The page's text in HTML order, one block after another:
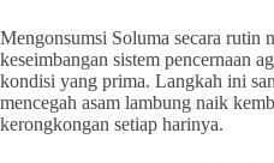
Mengonsumsi Soluma secara rutin
keseimbangan sistem pencernaan
kondisi yang prima. Langkah ini
mencegah asam lambung naik
kerongkongan setiap harinya.